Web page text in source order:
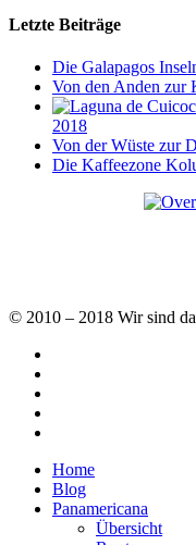
Letzte Beiträge
Die Galapagos
Von den Anden zur
2018
Von der Wüste zur
Die Kaffeezone
© 2010 – 2018 Wir sind
Home
Blog
Panamericana
Übersicht